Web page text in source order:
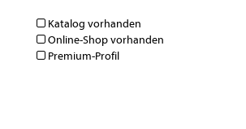
Katalog vorhanden
Online-Shop vorhanden
Premium-Profil